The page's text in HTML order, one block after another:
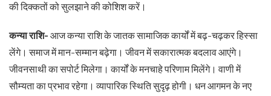
की दिक्कतों को सुलझाने की कोशिश करें।
कन्या राशि- आज कन्या राशि के जातक सामाजिक कार्यों में बढ़-चढ़कर हिस्सा
लेंगे। समाज में मान-सम्मान बढ़ेगा। जीवन में सकारात्मक बदलाव आएंगे।
जीवनसाथी का सपोर्ट मिलेगा। कार्यों के मनचाहे परिणाम मिलेंगे। वाणी में
सौम्यता का प्रभाव रहेगा। व्यापारिक स्थिति सुदृढ़ होगी। धन आगमन के नए